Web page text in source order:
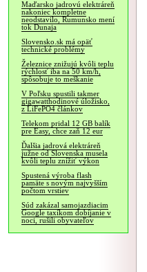
Maďarsko jadrovú elektráreň
nakoniec kompletne
neodstavilo, Rumunsko mení
tok Dunaja
Slovensko.sk má opäť
technické problémy
Železnice znižujú kvôli teplu
rýchlosť iba na 50 km/h,
spôsobuje to meškanie
V Poľsku spustili takmer
gigawatthodinové úložisko,
z LiFePO4 článkov
Telekom pridal 12 GB balík
pre Easy, chce zaň 12 eur
Ďalšia jadrová elektráreň
južne od Slovenska musela
kvôli teplu znížiť výkon
Spustená výroba flash
pamäte s novým najvyšším
počtom vrstiev
Súd zakázal samojazdiacim
Google taxíkom dobíjanie v
noci, rušili obyvateľov